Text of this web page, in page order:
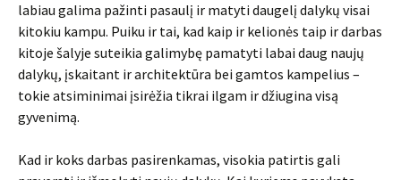
labiau galima pažinti pasaulį ir matyti daugelį dalykų visai
kitokiu kampu. Puiku ir tai, kad kaip ir kelionės taip ir darbas
kitoje šalyje suteikia galimybę pamatyti labai daug naujų
dalykų, įskaitant ir architektūra bei gamtos kampelius –
tokie atsiminimai įsirėžia tikrai ilgam ir džiugina visą
gyvenimą.
Kad ir koks darbas pasirenkamas, visokia patirtis gali